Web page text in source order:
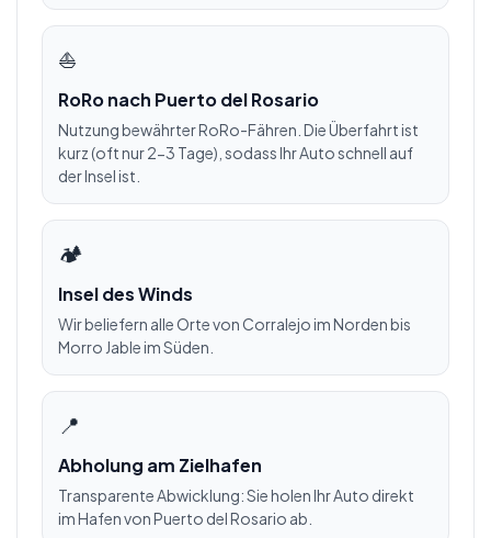
⛵
RoRo nach Puerto del Rosario
Nutzung bewährter RoRo-Fähren. Die Überfahrt ist
kurz (oft nur 2-3 Tage), sodass Ihr Auto schnell auf
der Insel ist.
🏕
Insel des Winds
Wir beliefern alle Orte von Corralejo im Norden bis
Morro Jable im Süden.
📍
Abholung am Zielhafen
Transparente Abwicklung: Sie holen Ihr Auto direkt
im Hafen von Puerto del Rosario ab.